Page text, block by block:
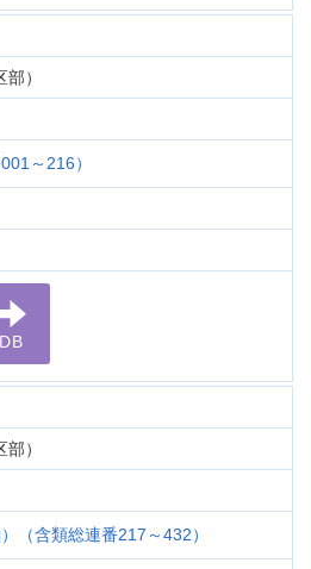
）
～216）
DB
）
（含類総連番217～432）